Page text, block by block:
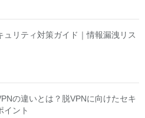
ュリティ対策ガイド｜情報漏洩リス
の違いとは？脱VPNに向けたセキ
イント